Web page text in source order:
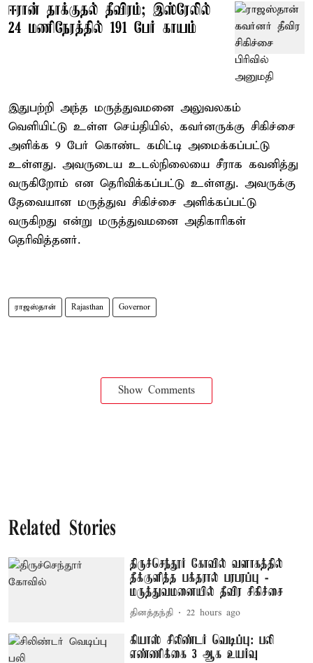
ஈரான் தாக்குதல் தீவிரம்; இஸ்ரேலில்
24 மணிநேரத்தில் 191 பேர் காயம்
இதுபற்றி அந்த மருத்துவமனை அலுவலகம்
வெளியிட்டு உள்ள செய்தியில், கவர்னருக்கு சிகிச்சை
அளிக்க 9 பேர் கொண்ட கமிட்டி அமைக்கப்பட்டு
உள்ளது. அவருடைய உடல்நிலையை சீராக கவனித்து
வருகிறோம் என தெரிவிக்கப்பட்டு உள்ளது. அவருக்கு
தேவையான மருத்துவ சிகிச்சை அளிக்கப்பட்டு
வருகிறது என்று மருத்துவமனை அதிகாரிகள்
தெரிவித்தனர்.
ராஜஸ்தான் Rajasthan Governor
Show Comments
Related Stories
திருச்செந்தூர் கோவில் வளாகத்தில்
தீக்குளித்த பக்தரால் பரபரப்பு -
மருத்துவமனையில் தீவிர சிகிச்சை
தினத்தந்தி 22 hours ago
கியாஸ் சிலிண்டர் வெடிப்பு: பலி
எண்ணிக்கை 3 ஆக உயர்வு